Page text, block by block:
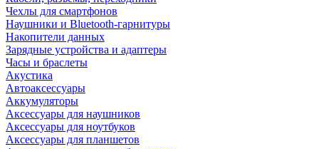
Чехлы для смартфонов
Наушники и Bluetooth-гарнитуры
Накопители данных
Зарядные устройства и адаптеры
Часы и браслеты
Акустика
Автоаксессуары
Аккумуляторы
Аксессуары для наушников
Аксессуары для ноутбуков
Аксессуары для планшетов